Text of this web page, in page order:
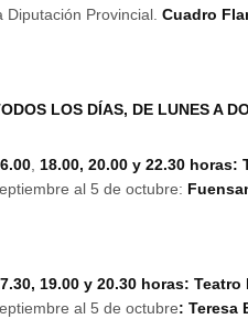
Diputación Provincial.Cuadro
LOS DÍAS, DE LUNES A
18.00, 20.00 y 22.30 horas:
al 5 de octubre:
19.00 y 20.30 horas:
al 5 de octubre: Teresa